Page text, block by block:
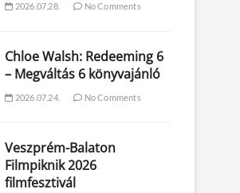
2026.07.28. No Comments
Chloe Walsh: Redeeming 6
– Megváltás 6 könyvajánló
2026.07.24. No Comments
Veszprém-Balaton
Filmpiknik 2026
filmfesztivál